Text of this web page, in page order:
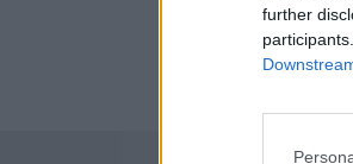
further